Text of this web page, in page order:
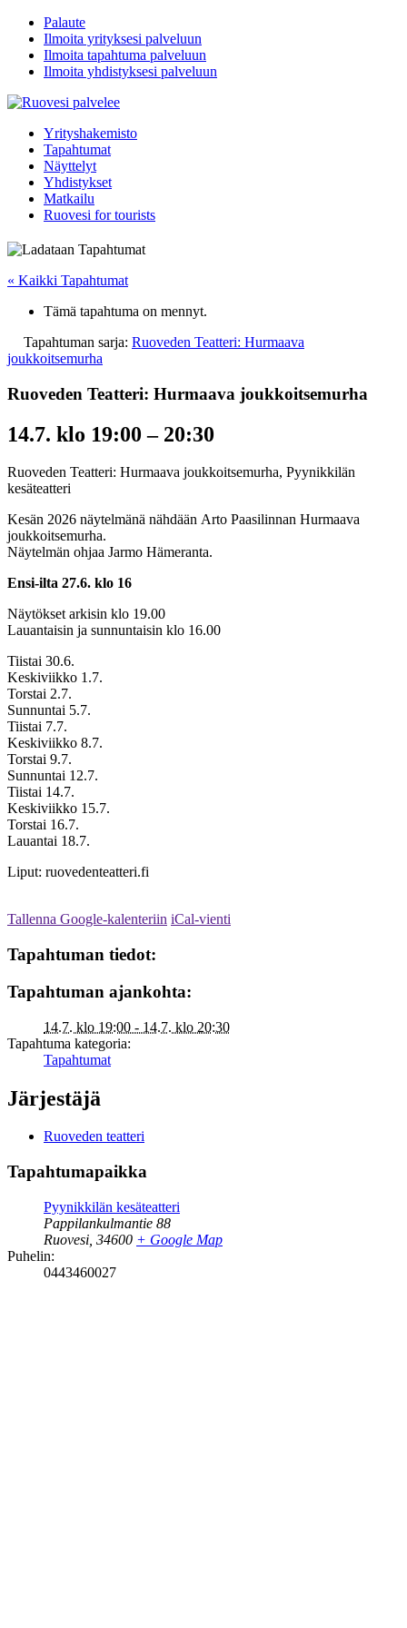
Palaute
Ilmoita yrityksesi palveluun
Ilmoita tapahtuma palveluun
Ilmoita yhdistyksesi palveluun
Yrityshakemisto
Tapahtumat
Näyttelyt
Yhdistykset
Matkailu
Ruovesi for tourists
« Kaikki Tapahtumat
Tämä tapahtuma on mennyt.
Tapahtuman sarja: Ruoveden Teatteri: Hurmaava
joukkoitsemurha
Ruoveden Teatteri: Hurmaava joukkoitsemurha
14.7. klo 19:00 – 20:30
Ruoveden Teatteri: Hurmaava joukkoitsemurha, Pyynikkilän
kesäteatteri
Kesän 2026 näytelmänä nähdään Arto Paasilinnan Hurmaava
joukkoitsemurha.
Näytelmän ohjaa Jarmo Hämeranta.
Ensi-ilta 27.6. klo 16
Näytökset arkisin klo 19.00
Lauantaisin ja sunnuntaisin klo 16.00
Tiistai 30.6.
Keskiviikko 1.7.
Torstai 2.7.
Sunnuntai 5.7.
Tiistai 7.7.
Keskiviikko 8.7.
Torstai 9.7.
Sunnuntai 12.7.
Tiistai 14.7.
Keskiviikko 15.7.
Torstai 16.7.
Lauantai 18.7.
Liput: ruovedenteatteri.fi
Tallenna Google-kalenteriin iCal-vienti
Tapahtuman tiedot:
Tapahtuman ajankohta:
14.7. klo 19:00 - 14.7. klo 20:30
Tapahtuma kategoria:
Tapahtumat
Järjestäjä
Ruoveden teatteri
Tapahtumapaikka
Pyynikkilän kesäteatteri
Pappilankulmantie 88
Ruovesi 34600 + Google Map
Puhelin:
0443460027